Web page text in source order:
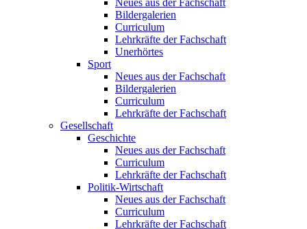
Neues aus der Fachschaft
Bildergalerien
Curriculum
Lehrkräfte der Fachschaft
Unerhörtes
Sport
Neues aus der Fachschaft
Bildergalerien
Curriculum
Lehrkräfte der Fachschaft
Gesellschaft
Geschichte
Neues aus der Fachschaft
Curriculum
Lehrkräfte der Fachschaft
Politik-Wirtschaft
Neues aus der Fachschaft
Curriculum
Lehrkräfte der Fachschaft